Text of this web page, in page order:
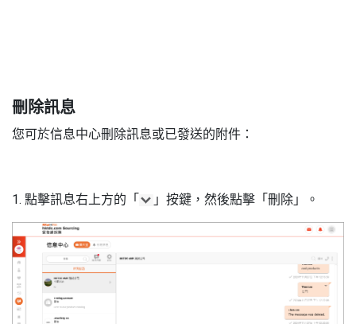
刪除訊息
您可於信息中心刪除訊息或已發送的附件：
1. 點擊訊息右上方的「 」按鍵，然後點擊「刪除」。